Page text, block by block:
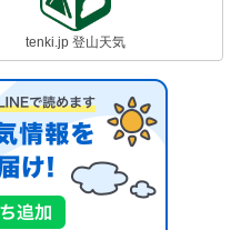
tenki.jp 登山天気